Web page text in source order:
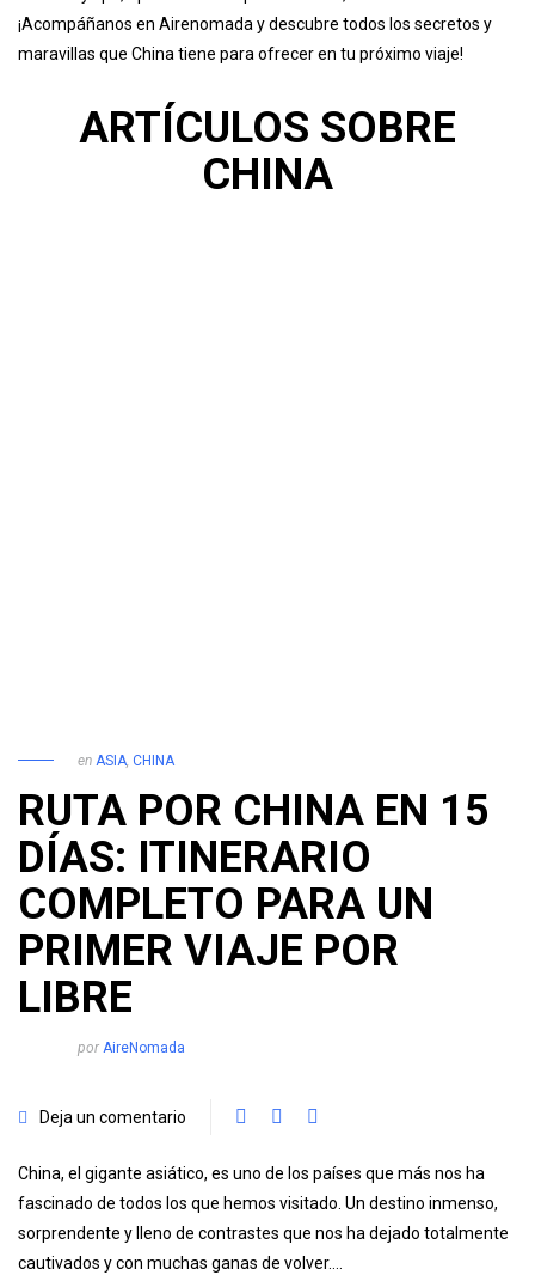
¡Acompáñanos en Airenomada y descubre todos los secretos y
maravillas que China tiene para ofrecer en tu próximo viaje!
ARTÍCULOS SOBRE
CHINA
en ASIA, CHINA
RUTA POR CHINA EN 15
DÍAS: ITINERARIO
COMPLETO PARA UN
PRIMER VIAJE POR
LIBRE
por AireNomada
Deja un comentario
China, el gigante asiático, es uno de los países que más nos ha
fascinado de todos los que hemos visitado. Un destino inmenso,
sorprendente y lleno de contrastes que nos ha dejado totalmente
cautivados y con muchas ganas de volver….